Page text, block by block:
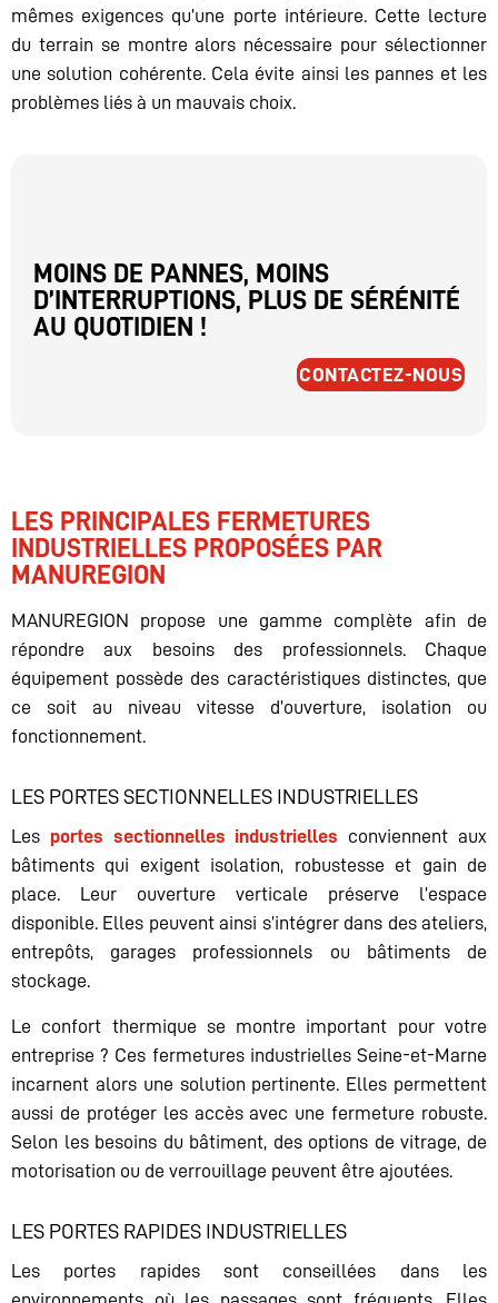
mêmes exigences qu’une porte intérieure. Cette lecture
du terrain se montre alors nécessaire pour sélectionner
une solution cohérente. Cela évite ainsi les pannes et les
problèmes liés à un mauvais choix.
MOINS DE PANNES, MOINS
D’INTERRUPTIONS, PLUS DE SÉRÉNITÉ
AU QUOTIDIEN !
CONTACTEZ-NOUS
LES PRINCIPALES FERMETURES
INDUSTRIELLES PROPOSÉES PAR
MANUREGION
MANUREGION propose une gamme complète afin de
répondre aux besoins des professionnels. Chaque
équipement possède des caractéristiques distinctes, que
ce soit au niveau vitesse d’ouverture, isolation ou
fonctionnement.
LES PORTES SECTIONNELLES INDUSTRIELLES
Les portes sectionnelles industrielles conviennent aux
bâtiments qui exigent isolation, robustesse et gain de
place. Leur ouverture verticale préserve l’espace
disponible. Elles peuvent ainsi s’intégrer dans des ateliers,
entrepôts, garages professionnels ou bâtiments de
stockage.
Le confort thermique se montre important pour votre
entreprise ? Ces fermetures industrielles Seine-et-Marne
incarnent alors une solution pertinente. Elles permettent
aussi de protéger les accès avec une fermeture robuste.
Selon les besoins du bâtiment, des options de vitrage, de
motorisation ou de verrouillage peuvent être ajoutées.
LES PORTES RAPIDES INDUSTRIELLES
Les portes rapides sont conseillées dans les